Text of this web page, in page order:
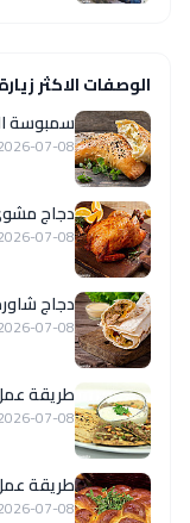
الوصفات الاكثر
سمبوسة
07-08
دجاج
07-08
دجاج
07-08
طريقة
07-08
طريقة
07-08